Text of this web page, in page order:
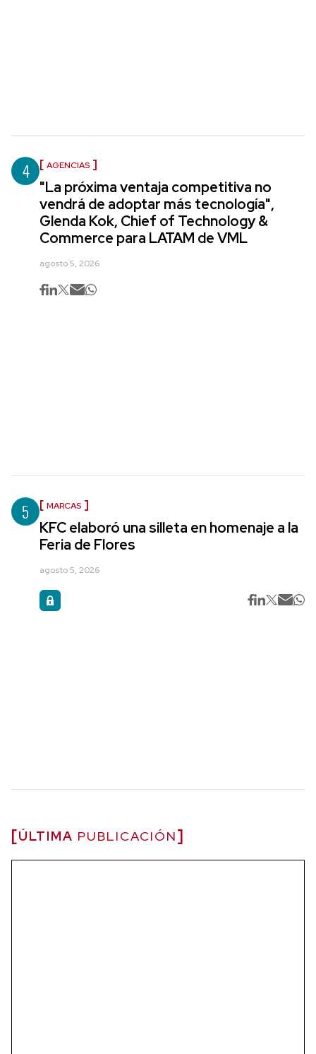
4 AGENCIAS
"La próxima ventaja competitiva no
vendrá de adoptar más tecnología",
Glenda Kok, Chief of Technology &
Commerce para LATAM de VML
agosto 5, 2026
5 MARCAS
KFC elaboró una silleta en homenaje a la
Feria de Flores
agosto 5, 2026
ÚLTIMA PUBLICACIÓN